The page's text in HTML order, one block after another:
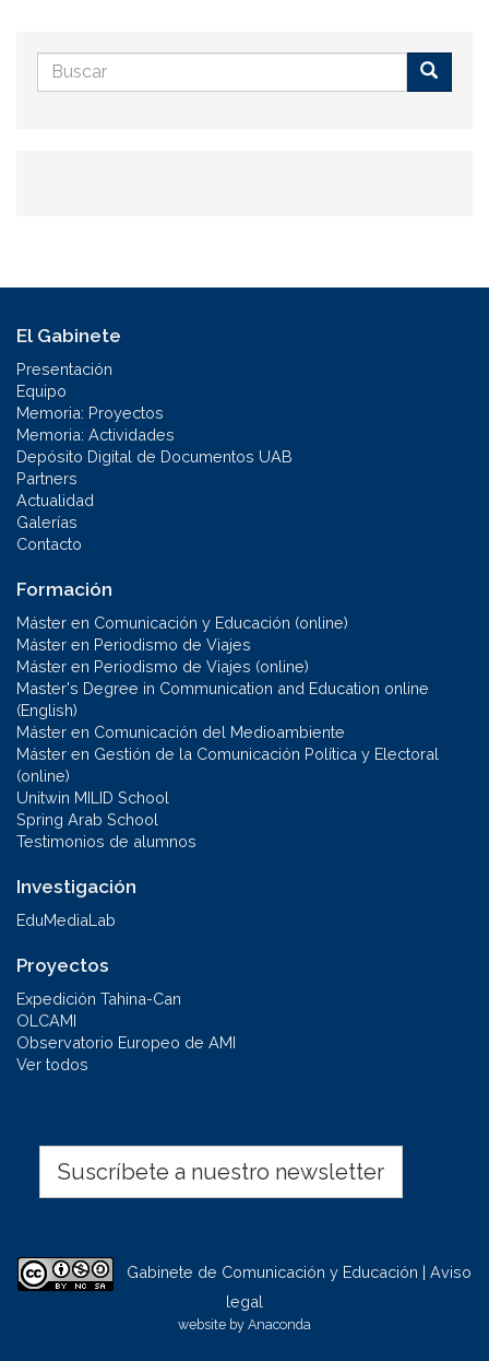
Formulario
de
El Gabinete
Presentación
Equipo
Memoria: Proyectos
Memoria: Actividades
Depósito Digital de Documentos UAB
Partners
Actualidad
Galerías
Contacto
Formación
Máster en Comunicación y Educación (online)
Máster en Periodismo de Viajes
Máster en Periodismo de Viajes (online)
Master's Degree in Communication and Education online
(English)
Máster en Comunicación del Medioambiente
Máster en Gestión de la Comunicación Política y Electoral
(online)
Unitwin MILID School
Spring Arab School
Testimonios de alumnos
Investigación
EduMediaLab
Proyectos
Expedición Tahina-Can
OLCAMI
Observatorio Europeo de AMI
Ver todos
Suscríbete a nuestro newsletter
Gabinete de Comunicación y Educación | Aviso
legal
website by Anaconda